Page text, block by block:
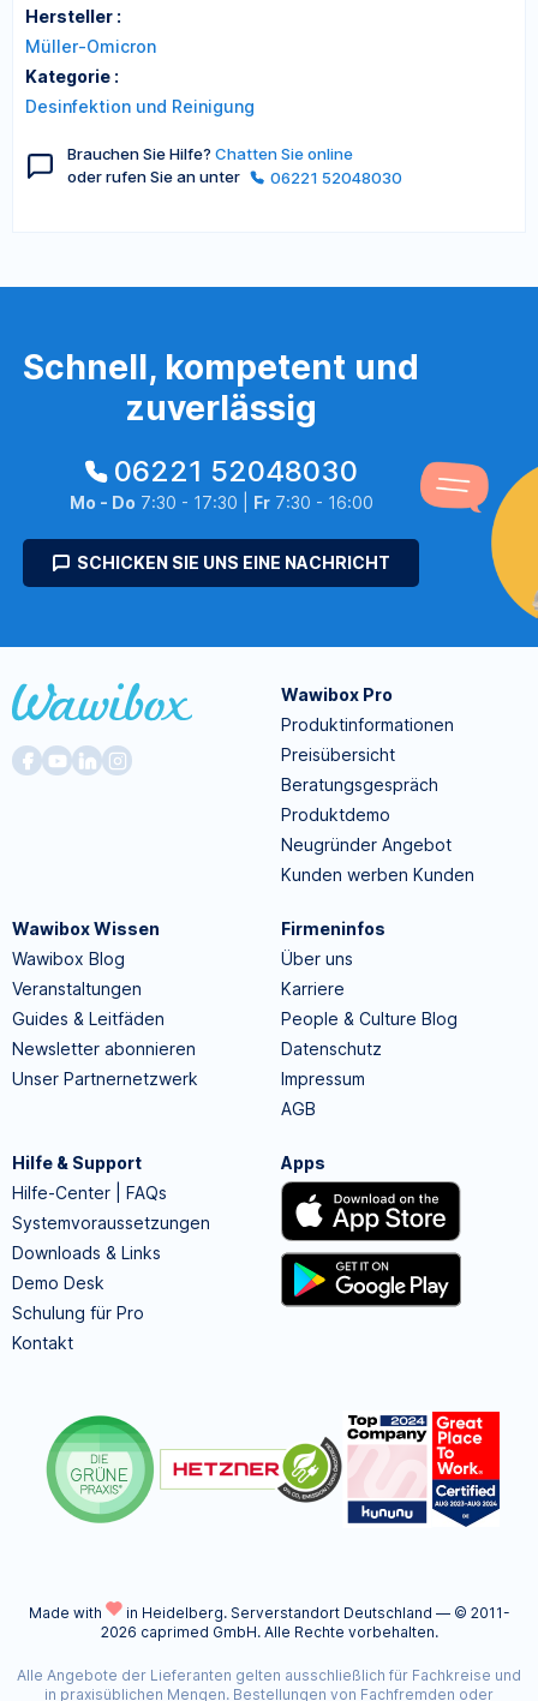
Hersteller :
Müller-Omicron
Kategorie :
Desinfektion und Reinigung
Brauchen Sie Hilfe? Chatten Sie online
oder rufen Sie an unter
06221 52048030
Schnell, kompetent und
zuverlässig
06221 52048030
Mo - Do 7:30 - 17:30 | Fr7:30 - 16:00
SCHICKEN SIE UNS EINE NACHRICHT
Wawibox Pro
Produktinformationen
Preisübersicht
Beratungsgespräch
Produktdemo
Neugründer Angebot
Kunden werben Kunden
Wawibox Wissen
Wawibox Blog
Veranstaltungen
Guides & Leitfäden
Newsletter abonnieren
Unser Partnernetzwerk
Firmeninfos
Über uns
Karriere
People & Culture Blog
Datenschutz
Impressum
AGB
Hilfe & Support
Hilfe-Center | FAQs
Systemvoraussetzungen
Downloads & Links
Demo Desk
Schulung für Pro
Kontakt
Apps
Made with in Heidelberg. Serverstandort Deutschland — © 2011-
2026 caprimed GmbH. Alle Rechte vorbehalten.
Alle Angebote der Lieferanten gelten ausschließlich für Fachkreise und
in praxisüblichen Mengen. Bestellungen von Fachfremden oder